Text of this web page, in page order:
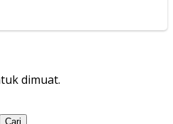
dimuat.
Cari